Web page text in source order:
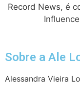
Record News, é
Sobre a Ale
Alessandra Vieira